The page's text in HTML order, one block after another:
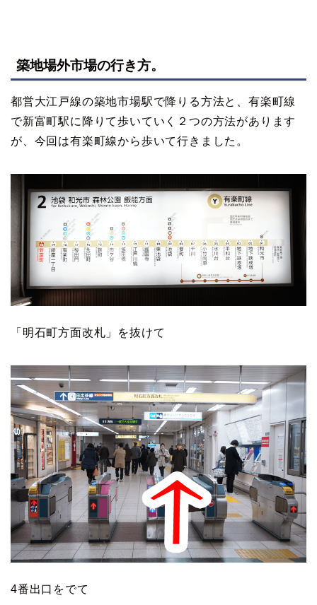
築地場外市場の行き方。
都営大江戸線の築地市場駅で降りる方法と、有楽町線
で新富町駅に降りて歩いていく２つの方法があります
が、今回は有楽町線から歩いて行きました。
「明石町方面改札」を抜けて
4番出口をでて